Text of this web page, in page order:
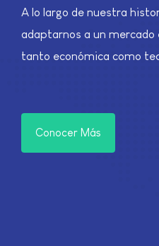
A lo largo de nuestra
adaptarnos a un
tanto económica como
Conocer Más